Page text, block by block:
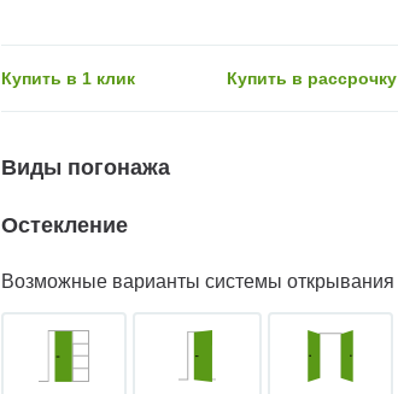
Купить в 1 клик Купить в рассрочку
Виды погонажа
Остекление
Возможные варианты системы открывания